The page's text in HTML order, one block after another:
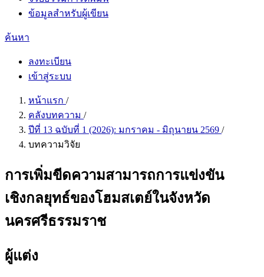
ข้อมูลสำหรับผู้เขียน
ค้นหา
ลงทะเบียน
เข้าสู่ระบบ
หน้าแรก /
คลังบทความ /
ปีที่ 13 ฉบับที่ 1 (2026): มกราคม - มิถุนายน 2569 /
บทความวิจัย
การเพิ่มขีดความสามารถการแข่งขัน
เชิงกลยุทธ์ของโฮมสเตย์ในจังหวัด
นครศรีธรรมราช
ผู้แต่ง